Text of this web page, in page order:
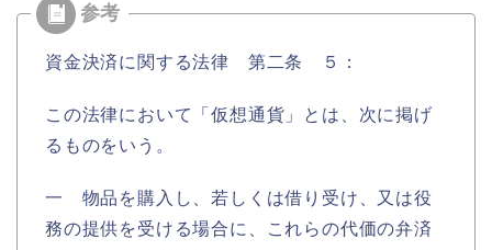
資金決済に関する法律 第二条 ５：
この法律において「仮想通貨」とは、次に掲げ
るものをいう。
一 物品を購入し、若しくは借り受け、又は役
務の提供を受ける場合に、これらの代価の弁済